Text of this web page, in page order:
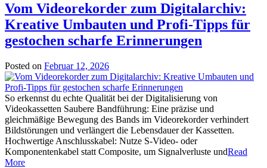
Vom Videorekorder zum Digitalarchiv:
Kreative Umbauten und Profi-Tipps für
gestochen scharfe Erinnerungen
Posted on Februar 12, 2026
So erkennst du echte Qualität bei der Digitalisierung von
Videokassetten Saubere Bandführung: Eine präzise und
gleichmäßige Bewegung des Bands im Videorekorder verhindert
Bildstörungen und verlängert die Lebensdauer der Kassetten.
Hochwertige Anschlusskabel: Nutze S-Video- oder
Komponentenkabel statt Composite, um Signalverluste undRead
More